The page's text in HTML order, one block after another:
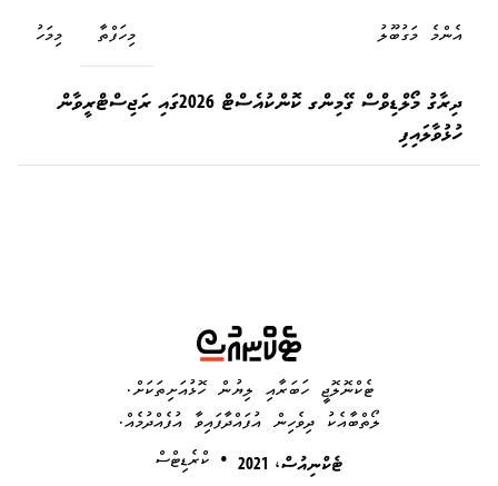
އެންމެ މަގުބޫލު މިމަހު މިހަފްތާ
ދިރާގު މޯލްޑިވްސް ގޭމިންގ ކޮންކުއެސްޓް 2026ގައި ރަޖިސްޓްރީވާން
ހުޅުވާލައިފި
ޓެކްނޮލޮޖީ ހަބަރާއި ލިޔުން ހޮޅުއަށިތަކަށް.
ލޯތްބާއެކު ދިވެހިން އުފައްދާފައިވާ އުފެއްދުމެއް.
ޓެކްނިއުސް، 2021 • ކްރެޑިޓްސް